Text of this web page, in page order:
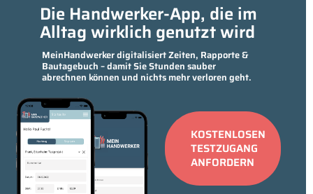
Die Handwerker-App, die im
Alltag wirklich genutzt wird
KOSTENLOSEN
TESTZUGANG
ANFORDERN
MeinHandwerker digitalisiert Zeiten, Rapporte &
Bautagebuch – damit Sie Stunden sauber
abrechnen können und nichts mehr verloren geht.